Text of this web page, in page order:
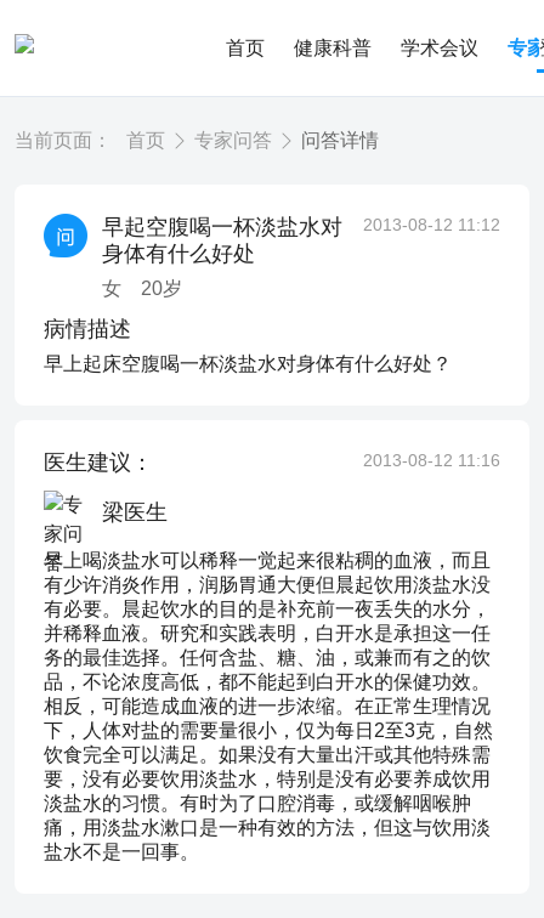
首页 健康科普 学术会议 专
当前页面： 首页 专家问答 问答详情
早起空腹喝一杯淡盐水对
身体有什么好处
女 20岁
2013-08-12 11:12
病情描述
早上起床空腹喝一杯淡盐水对身体有什么好处？
医生建议： 2013-08-12 11:16
梁医生
早上喝淡盐水可以稀释一觉起来很粘稠的血液，而且
有少许消炎作用，润肠胃通大便但晨起饮用淡盐水没
有必要。晨起饮水的目的是补充前一夜丢失的水分，
并稀释血液。研究和实践表明，白开水是承担这一任
务的最佳选择。任何含盐、糖、油，或兼而有之的饮
品，不论浓度高低，都不能起到白开水的保健功效。
相反，可能造成血液的进一步浓缩。在正常生理情况
下，人体对盐的需要量很小，仅为每日2至3克，自然
饮食完全可以满足。如果没有大量出汗或其他特殊需
要，没有必要饮用淡盐水，特别是没有必要养成饮用
淡盐水的习惯。有时为了口腔消毒，或缓解咽喉肿
痛，用淡盐水漱口是一种有效的方法，但这与饮用淡
盐水不是一回事。